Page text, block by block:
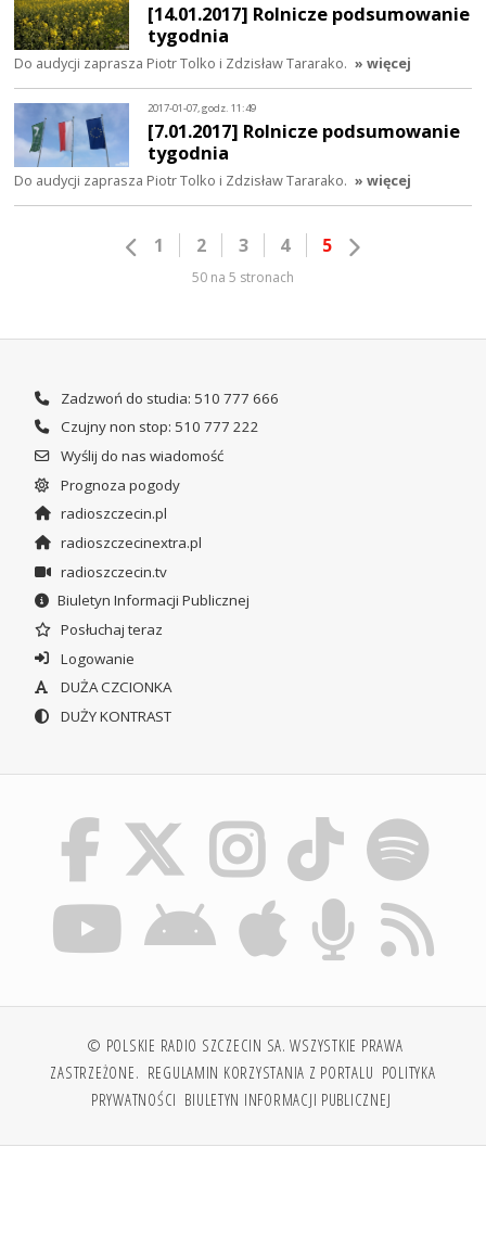
[14.01.2017] Rolnicze podsumowanie
tygodnia
Do audycji zaprasza Piotr Tolko i Zdzisław Tararako. » więcej
2017-01-07, godz. 11:49
[7.01.2017] Rolnicze podsumowanie
tygodnia
Do audycji zaprasza Piotr Tolko i Zdzisław Tararako. » więcej
1 2 3 4 5
50 na 5 stronach
Zadzwoń do studia: 510 777 666
Czujny non stop: 510 777 222
Wyślij do nas wiadomość
Prognoza pogody
radioszczecin.pl
radioszczecinextra.pl
radioszczecin.tv
Biuletyn Informacji Publicznej
Posłuchaj teraz
Logowanie
DUŻA CZCIONKA
DUŻY KONTRAST
© POLSKIE RADIO SZCZECIN SA. WSZYSTKIE PRAWA
ZASTRZEŻONE. REGULAMIN KORZYSTANIA Z PORTALU POLITYKA
PRYWATNOŚCI BIULETYN INFORMACJI PUBLICZNEJ